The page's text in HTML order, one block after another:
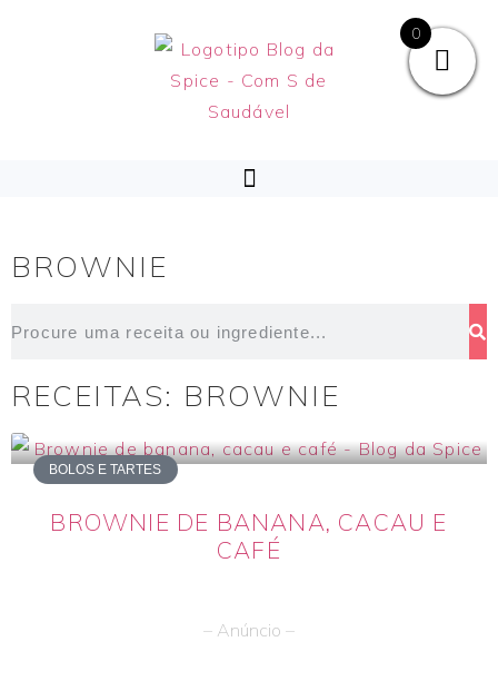
BROWNIE
RECEITAS: BROWNIE
BOLOS E TARTES
BROWNIE DE BANANA, CACAU E
CAFÉ
– Anúncio –
0